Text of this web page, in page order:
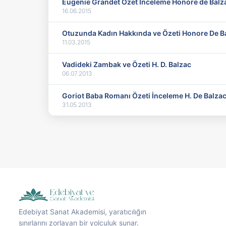
Eugenie Grandet Özet İnceleme Honore de
16.06.2015
Otuzunda Kadın Hakkında ve Özeti Honore
11.03.2015
Vadideki Zambak ve Özeti H. D. Balzac
06.07.2013
Goriot Baba Romanı Özeti İnceleme H. De Balzac
31.05.2013
Edebiyat Sanat Akademisi, yaratıcılığın
sınırlarını zorlayan bir yolculuk sunar.